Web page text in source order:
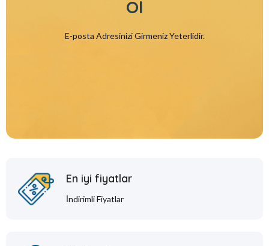
Ol
E-posta Adresinizi Girmeniz Yeterlidir.
En iyi fiyatlar
İndirimli Fiyatlar